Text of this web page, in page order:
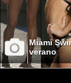
Miami
verano